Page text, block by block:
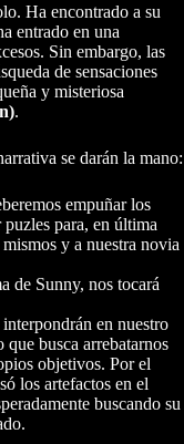
Ha encontrado a su
entrado en una
Sin embargo, las
de sensaciones
y misteriosa
.
se darán la mano:
empuñar los
para, en última
y a nuestra novia
de Sunny, nos tocará
en nuestro
busca arrebatarnos
objetivos. Por el
los artefactos en el
buscando su